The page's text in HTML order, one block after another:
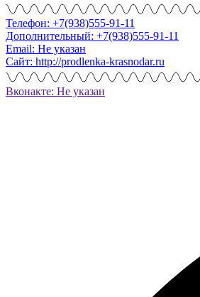
Телефон: +7(938)555-91-11
Дополнительный: +7(938)555-91-11
Email: Не указан
Сайт: http://prodlenka-krasnodar.ru
Вконакте: Не указан